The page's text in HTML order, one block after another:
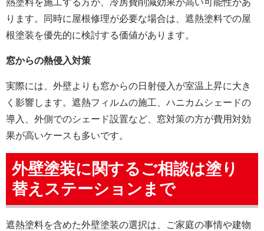
熱塗料を施工する方が、冷房費削減効果が高い可能性があ
ります。同時に屋根修理が必要な場合は、遮熱塗料での屋
根塗装を優先的に検討する価値があります。
窓からの熱侵入対策
実際には、外壁よりも窓からの日射侵入が室温上昇に大き
く影響します。遮熱フィルムの施工、ハニカムシェードの
導入、外側でのシェード設置など、窓対策の方が費用対効
果が高いケースも多いです。
外壁塗装に関するご相談は塗り
替えステーションまで
遮熱塗料を含めた外壁塗装の選択は、ご家庭の事情や建物